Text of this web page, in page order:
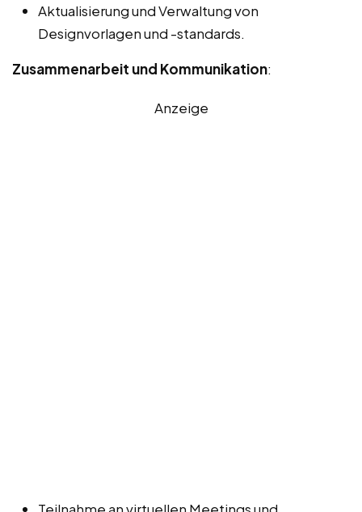
Aktualisierung und Verwaltung von
Designvorlagen und -standards.
Zusammenarbeit und Kommunikation:
Anzeige
Teilnahme an virtuellen Meetings und